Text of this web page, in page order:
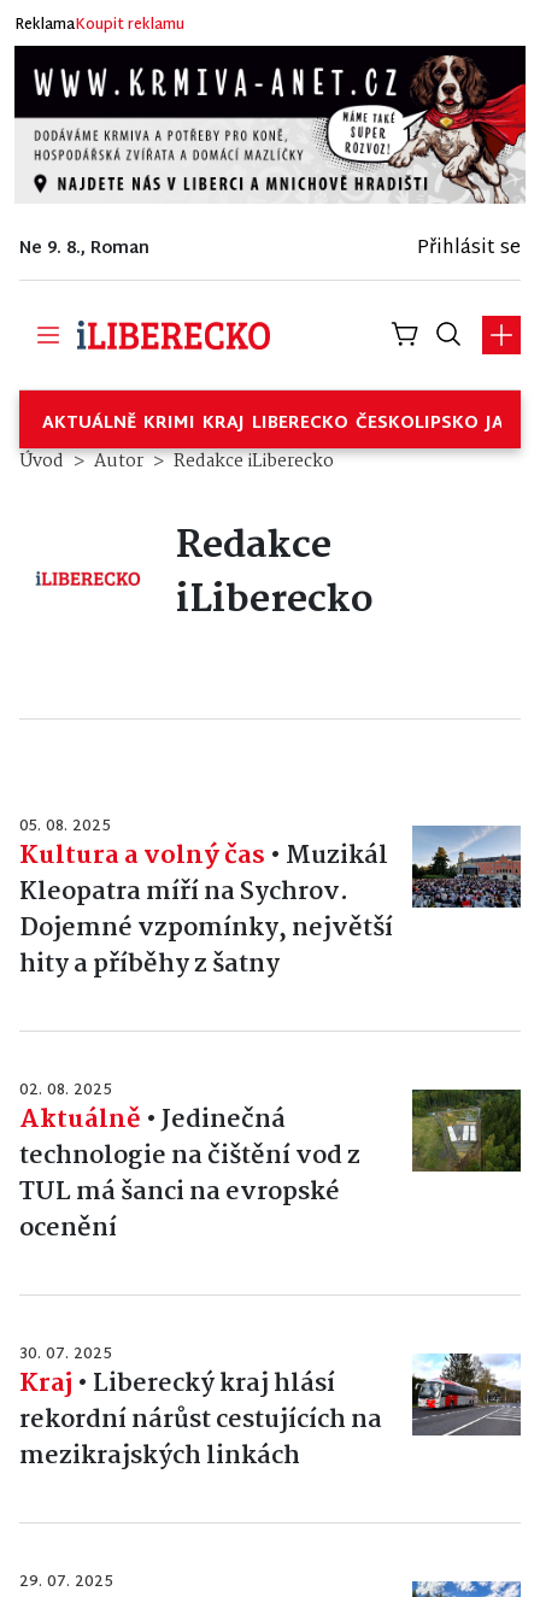
ReklamaKoupit reklamu
Ne 9. 8., Roman Přihlásit se
AKTUÁLNĚ KRIMI KRAJ LIBERECKO ČESKOLIPSKO
Úvod Autor Redakce iLiberecko
Redakce
iLiberecko
05. 08. 2025
Kultura a volný čas • Muzikál
Kleopatra míří na Sychrov.
Dojemné vzpomínky, největší
hity a příběhy z šatny
02. 08. 2025
Aktuálně •Jedinečná
technologie na čištění vod z
TUL má šanci na evropské
ocenění
30. 07. 2025
Kraj • Liberecký kraj hlásí
rekordní nárůst cestujících na
mezikrajských linkách
29. 07. 2025